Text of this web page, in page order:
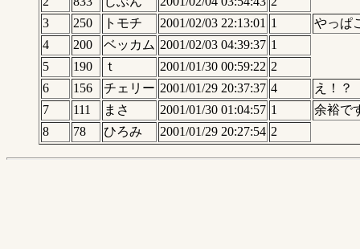
3
250 トモチ 2001/02/03 22:13:01 1
やっぱ
4
200 ベッカム 2001/02/03 04:39:37 1
5
190 ｔ 2001/01/30 00:59:22 2
6
156 チェリー 2001/01/29 20:37:37 4
え！？
7
111 まさ 2001/01/30 01:04:57 1
余裕で
8
78 ひろみ 2001/01/29 20:27:54 2